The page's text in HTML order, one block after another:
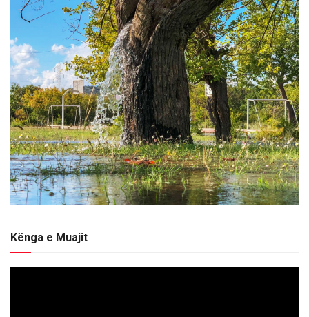
Kënga e Muajit